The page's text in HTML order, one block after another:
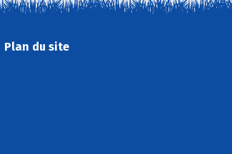
Plan du site